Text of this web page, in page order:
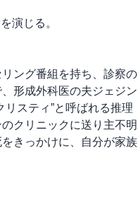
演じる。
ング番組を持ち、診察の
形成外科医の夫ジェジン
リスティ”と呼ばれる推理
クリニックに送り主不明
きっかけに、自分が家族